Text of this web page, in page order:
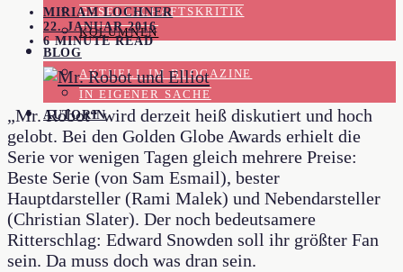
GESELLSCHAFTSKRITIK
KOLUMNEN
BLOG
AKTUELL IM BLOGAZINE
IN EIGENER SACHE
AUTORIN
MIRIAM LOCHNER
22. JANUAR 2016
6 MINUTE READ
„Mr. Robot“ wird derzeit heiß diskutiert und hoch
gelobt. Bei den Golden Globe Awards erhielt die
Serie vor wenigen Tagen gleich mehrere Preise:
Beste Serie (von Sam Esmail), bester
Hauptdarsteller (Rami Malek) und Nebendarsteller
(Christian Slater). Der noch bedeutsamere
Ritterschlag: Edward Snowden soll ihr größter Fan
sein. Da muss doch was dran sein.